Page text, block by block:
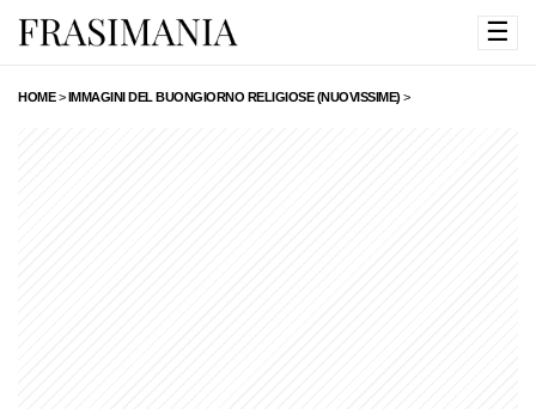
☰
HOME>IMMAGINI DEL BUONGIORNO RELIGIOSE (NUOVISSIME) >